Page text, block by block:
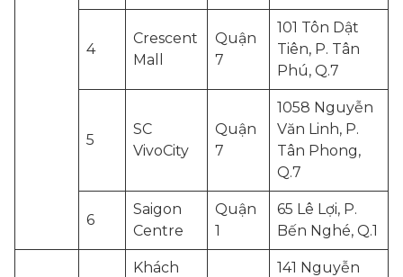
4
Crescent
Mall
Quận
7
101 Tôn Dật
Tiên, P. Tân
Phú, Q.7
5
SC
VivoCity
Quận
7
1058 Nguyễn
Văn Linh, P.
Tân Phong,
Q.7
6
Saigon
Centre
Quận
1
65 Lê Lợi, P.
Bến Nghé, Q.1
Khách
141 Nguyễn